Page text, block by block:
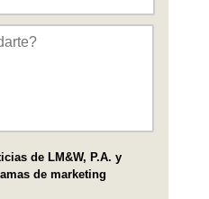
de LM&W, P.A. y
de marketing